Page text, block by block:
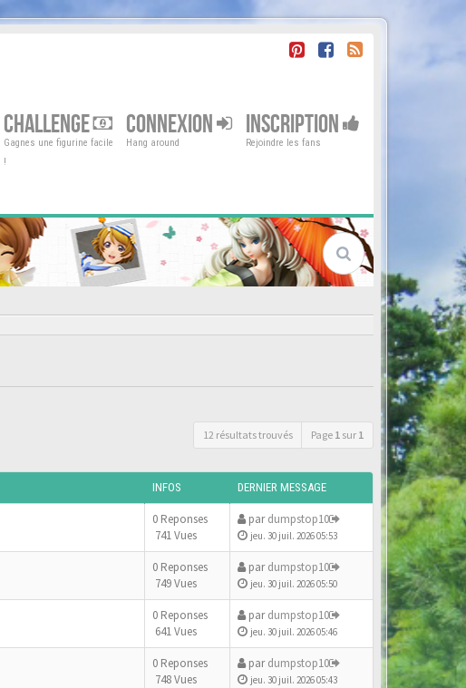
CHALLENGE
Gagnes une figurine facile
!
CONNEXION
Hang around
INSCRIPTION
Rejoindre les fans
12 résultats trouvés Page 1 sur 1
INFOS DERNIER MESSAGE
0 Reponses
741 Vues
pardumpstop10
jeu. 30 juil. 2026 05:53
0 Reponses
749 Vues
pardumpstop10
jeu. 30 juil. 2026 05:50
0 Reponses
641 Vues
pardumpstop10
jeu. 30 juil. 2026 05:46
0 Reponses
748 Vues
pardumpstop10
jeu. 30 juil. 2026 05:43